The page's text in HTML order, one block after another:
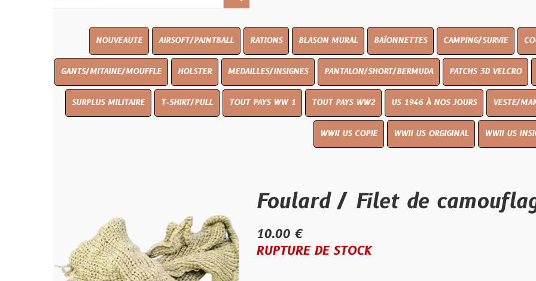
AIRSOFT/PAINTBALL RATIONS BLASON MURAL BAÏONNETTES CAMPING/SURVIE COUTELLERIE
GANTS/MITAINE/MOUFFLE HOLSTER MEDAILLES/INSIGNES PANTALON/SHORT/BERMUDA PATCHS 3D VELCRO PEINTURE
SURPLUS MILITAIRE T-SHIRT/PULL TOUT PAYS WW 1 TOUT PAYS WW2 US 1946 À NOS JOURS VESTE/MANTEAU
WWII US COPIE WWII US ORGIGINAL WWII US INSIGNES
Foulard / Filet de camouflage
10.00 €
RUPTURE DE STOCK